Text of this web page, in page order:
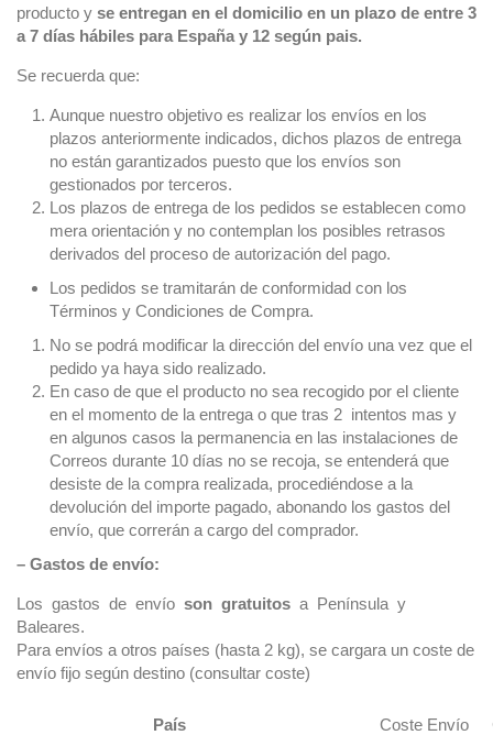
producto y se entregan en el domicilio en un plazo de entre 3
a 7 días hábiles para España y 12 según pais.
Se recuerda que:
Aunque nuestro objetivo es realizar los envíos en los
plazos anteriormente indicados, dichos plazos de entrega
no están garantizados puesto que los envíos son
gestionados por terceros.
Los plazos de entrega de los pedidos se establecen como
mera orientación y no contemplan los posibles retrasos
derivados del proceso de autorización del pago.
Los pedidos se tramitarán de conformidad con los
Términos y Condiciones de Compra.
No se podrá modificar la dirección del envío una vez que el
pedido ya haya sido realizado.
En caso de que el producto no sea recogido por el cliente
en el momento de la entrega o que tras 2 intentos mas y
en algunos casos la permanencia en las instalaciones de
Correos durante 10 días no se recoja, se entenderá que
desiste de la compra realizada, procediéndose a la
devolución del importe pagado, abonando los gastos del
envío, que correrán a cargo del comprador.
– Gastos de envío:
Los gastos de envío son gratuitos a Península y
Baleares.
Para envíos a otros países (hasta 2 kg), se cargara un coste de
envío fijo según destino (consultar coste)
País Coste Envío